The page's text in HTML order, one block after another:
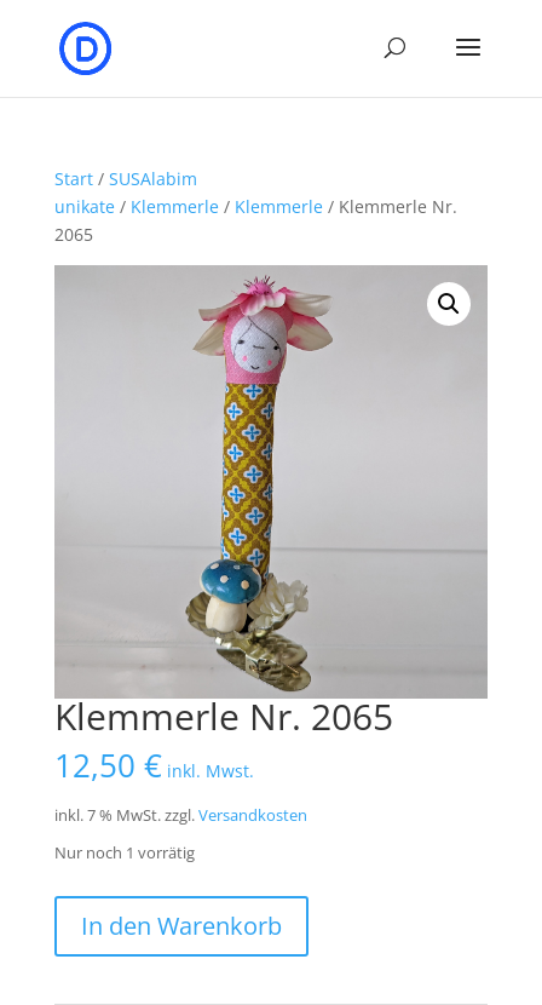
Start/ SUSAlabim
unikate/ Klemmerle/ Klemmerle/ Klemmerle Nr.
2065
Klemmerle Nr. 2065
12,50 € inkl. Mwst.
inkl. 7 % MwSt.zzgl.Versandkosten
Nur noch 1 vorrätig
In den Warenkorb